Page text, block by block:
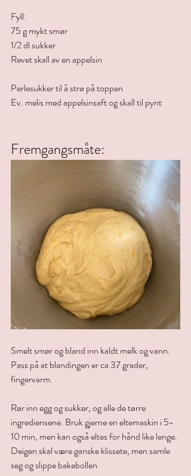
Fyll:
75 g mykt smør
1/2 dl sukker
Revet skall av en appelsin
Perlesukker til å strø på toppen
Ev. melis med appelsinsaft og skall til pynt
Fremgangsmåte:
Smelt smør og bland inn kaldt melk og vann.
Pass på at blandingen er ca 37 grader,
fingervarm.
Rør inn egg og sukker, og alle de tørre
ingrediensene. Bruk gjerne en eltemaskin i 5-
10 min, men kan også eltes for hånd like lenge.
Deigen skal være ganske klissete, men samle
seg og slippe bakebollen